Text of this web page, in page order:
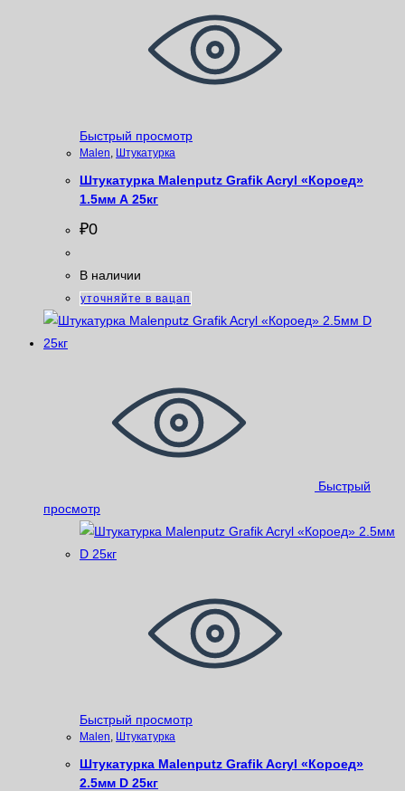
Быстрый просмотр
Malen, Штукатурка
Штукатурка Malenputz Grafik Acryl «Короед»
1.5мм А 25кг
₽0
В наличии
уточняйте в вацап
Быстрый
просмотр
Быстрый просмотр
Malen, Штукатурка
Штукатурка Malenputz Grafik Acryl «Короед»
2.5мм D 25кг